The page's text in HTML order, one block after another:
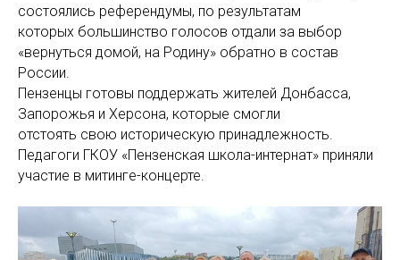
состоялись референдумы, по результатам
которых большинство голосов отдали за выбор
«вернуться домой, на Родину» обратно в состав
России.
Пензенцы готовы поддержать жителей Донбасса,
Запорожья и Херсона, которые смогли
отстоять свою историческую принадлежность.
Педагоги ГКОУ «Пензенская школа-интернат» приняли
участие в митинге-концерте.